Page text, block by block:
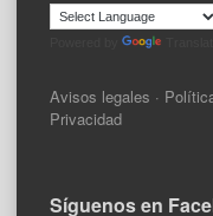
Avisos legales ·
Privacidad
Síguenos en